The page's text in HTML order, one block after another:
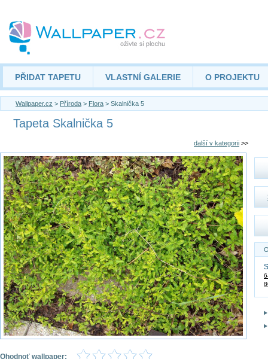
PŘIDAT TAPETU VLASTNÍ GALERIE O PROJEKTU
Wallpaper.cz > Příroda > Flora > Skalnička 5
Tapeta Skalnička 5
další v kategorii >>
Ohodnoť wallpaper: